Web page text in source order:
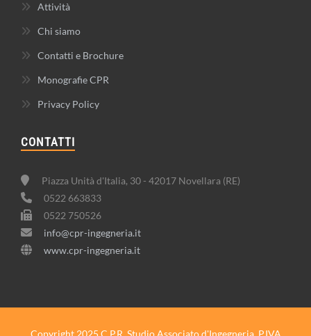
Attività
Chi siamo
Contatti e Brochure
Monografie CPR
Privacy Policy
CONTATTI
Piazza Unità d'Italia, 30 - 42017 Novellara (RE)
0522 663833
0522 750526
info@cpr-ingegneria.it
www.cpr-ingegneria.it
Copyright 2025 C.P.R. Studio Associato d'Ingegneria. P.IVA